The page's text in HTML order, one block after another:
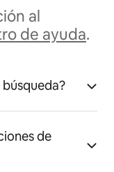
al
de ayuda.
de